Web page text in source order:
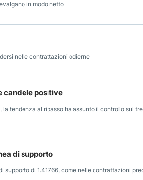
in modo netto
nelle contrattazioni odierne
candele positive
tendenza al ribasso ha assunto il controllo sul
di supporto
supporto di 1.41766, come nelle contrattazioni